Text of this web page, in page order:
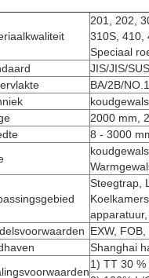
201, 202,
310S, 410,
Speciaal
JIS/JIS/
BA/2B/
2000 mm,
8 - 3000
Steegtrap,
EXW, FOB,
Shanghai
1) TT 30 %